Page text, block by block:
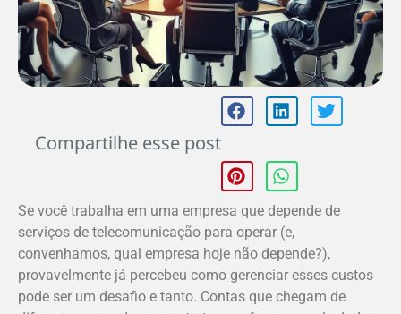
Compartilhe esse post
Se você trabalha em uma empresa que depende de
serviços de telecomunicação para operar (e,
convenhamos, qual empresa hoje não depende?),
provavelmente já percebeu como gerenciar esses custos
pode ser um desafio e tanto. Contas que chegam de